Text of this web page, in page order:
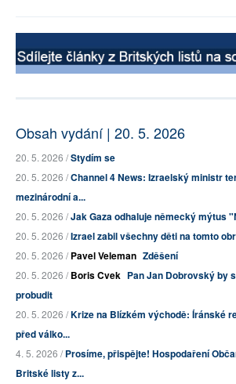
Obsah vydání | 20. 5. 2026
20. 5. 2026 /Stydím se
20. 5. 2026 /Channel 4 News: Izraelský ministr
mezinárodní a...
20. 5. 2026 /Jak Gaza odhaluje německý mýtus
20. 5. 2026 /Izrael zabil všechny děti na tomto
20. 5. 2026 /Pavel Veleman Zděšení
20. 5. 2026 /Boris Cvek Pan Jan Dobrovský by
probudit
20. 5. 2026 /Krize na Blízkém východě: Íránské
před válko...
4. 5. 2026 /Prosíme, přispějte! Hospodaření
Britské listy z...